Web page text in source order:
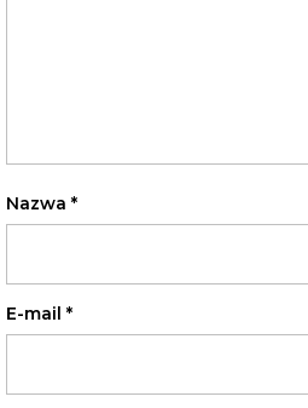
Nazwa *
E-mail *